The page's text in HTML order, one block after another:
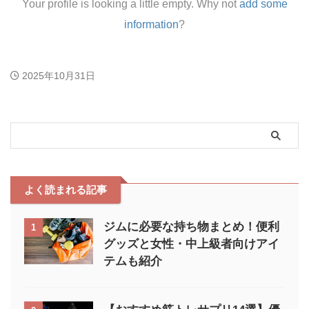
Your profile is looking a little empty. Why not add some
information?
2025年10月31日
よく読まれる記事
1
ジムに必要な持ち物まとめ！便利
グッズと女性・中上級者向けアイ
テムも紹介